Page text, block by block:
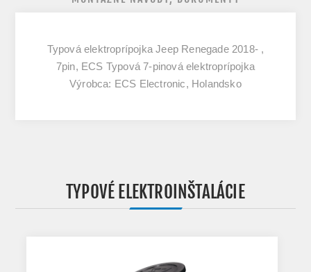
Typová elektroprípojka Jeep Renegade 2018- ,
7pin, ECS Typová 7-pinová elektroprípojka
Výrobca: ECS Electronic, Holandsko
TYPOVÉ ELEKTROINŠTALÁCIE